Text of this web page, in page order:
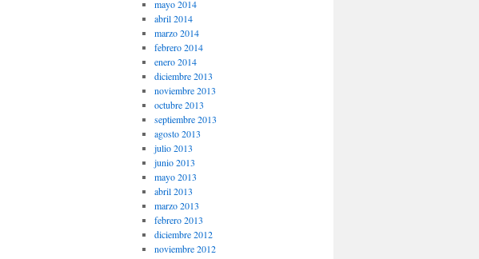
mayo 2014
abril 2014
marzo 2014
febrero 2014
enero 2014
diciembre 2013
noviembre 2013
octubre 2013
septiembre 2013
agosto 2013
julio 2013
junio 2013
mayo 2013
abril 2013
marzo 2013
febrero 2013
diciembre 2012
noviembre 2012